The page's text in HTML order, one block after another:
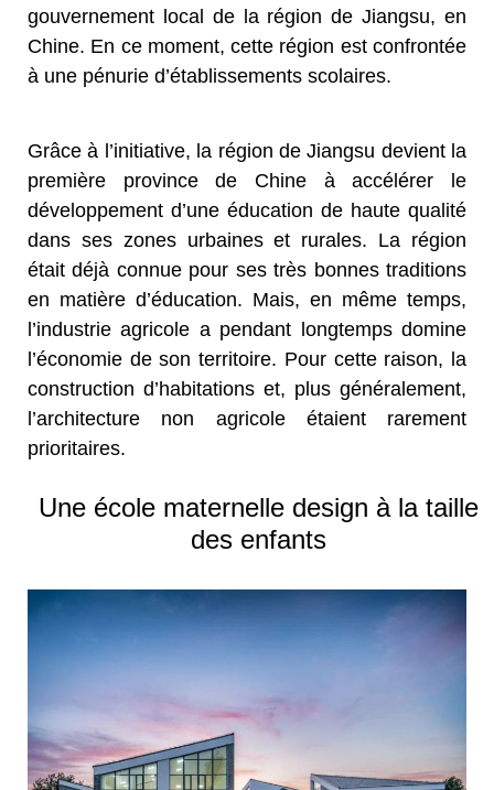
gouvernement local de la région de Jiangsu, en
Chine. En ce moment, cette région est confrontée
à une pénurie d’établissements scolaires.
Grâce à l’initiative, la région de Jiangsu devient la
première province de Chine à accélérer le
développement d’une éducation de haute qualité
dans ses zones urbaines et rurales. La région
était déjà connue pour ses très bonnes traditions
en matière d’éducation. Mais, en même temps,
l’industrie agricole a pendant longtemps domine
l’économie de son territoire. Pour cette raison, la
construction d’habitations et, plus généralement,
l’architecture non agricole étaient rarement
prioritaires.
Une école maternelle design à la taille
des enfants